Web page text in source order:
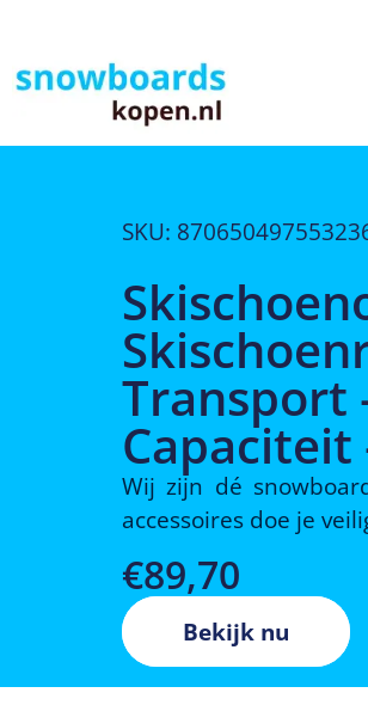
SKU:
Transport
Capaciteit
Wij zijn dé
accessoires doe je
€89,70
Bekijk nu